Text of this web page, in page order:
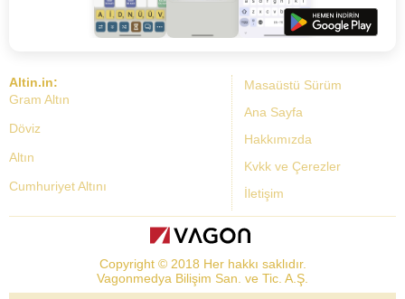
Masaüstü Sürüm
Ana Sayfa
Hakkımızda
Kvkk ve Çerezler
İletişim
Altin.in:
Gram Altın
Döviz
Altın
Cumhuriyet Altını
Dolar Kuru
Copyright © 2018 Her hakkı saklıdır.
Vagonmedya Bilişim San. ve Tic. A.Ş.